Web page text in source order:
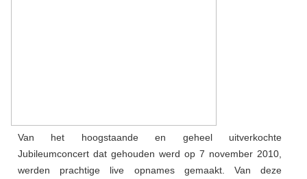
Van het hoogstaande en geheel uitverkochte
Jubileumconcert dat gehouden werd op 7 november 2010,
werden prachtige live opnames gemaakt. Van deze